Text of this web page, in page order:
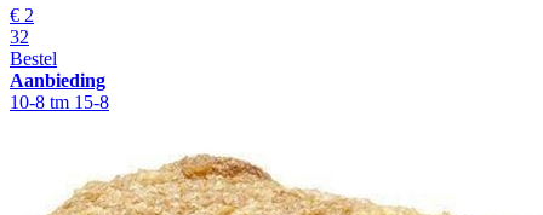
€ 2
32
Bestel
Aanbieding
10-8 tm 15-8